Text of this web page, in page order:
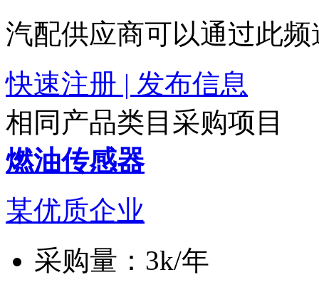
汽配供应商可以通过此
快速注册 | 发布信息
相同产品类目采购项目
燃油传感器
某优质企业
采购量： 3k/年